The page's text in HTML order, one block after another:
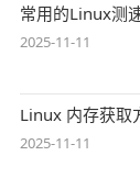
常用的Linux测
2025-11-11
Linux 内存获取
2025-11-11